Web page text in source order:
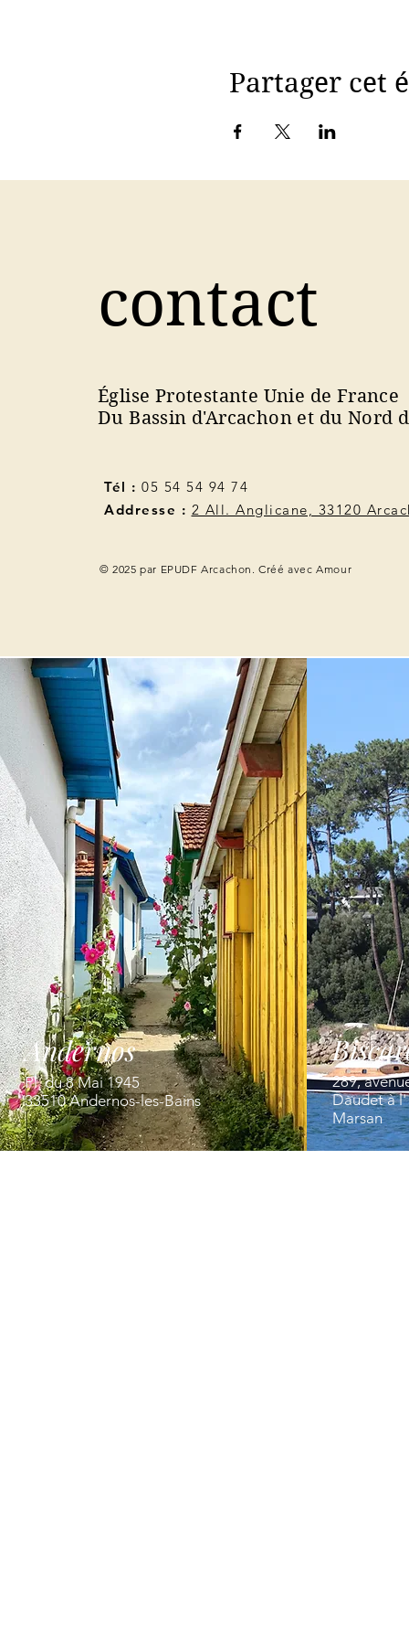
Partager cet
contact
Église Protestante Unie de France
Du Bassin d'Arcachon et du Nord
Tél : 05 54 54 94 74
Addresse : 2 All. Anglicane, 33120
© 2025 par EPUDF Arcachon. Créé avec Amour
Andernos
Pl. du 8 Mai 1945
33510 Andernos-les-Bains
289,
Daudet à l'
Marsan